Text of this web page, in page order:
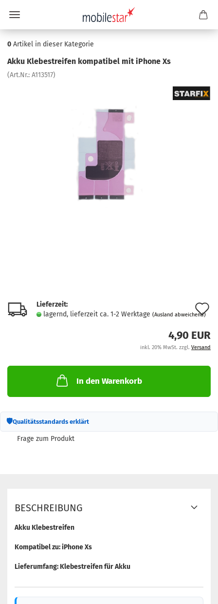
0 Artikel in dieser Kategorie
Akku Kle­be­strei­fen kom­pa­ti­bel mit iPho­ne Xs
(Art.Nr.: A113517)
Lieferzeit:
lagernd, lieferzeit ca. 1-2 Werktage (Ausland abweichend)
4,90 EUR
inkl. 20% MwSt. zzgl. Versand
In den Warenkorb
🛡Qualitätsstandards erklärt
Frage zum Produkt
BESCHREIBUNG
Akku Klebestreifen
Kompatibel zu: iPhone Xs
Lieferumfang: Klebestreifen für Akku